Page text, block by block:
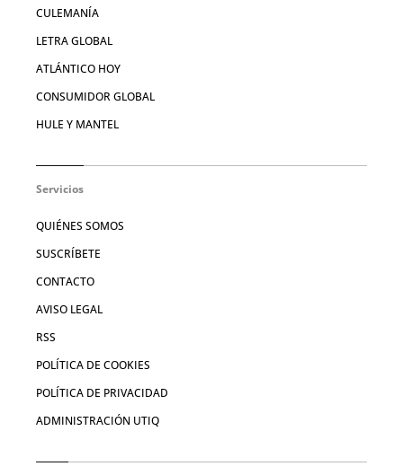
CULEMANÍA
LETRA GLOBAL
ATLÁNTICO HOY
CONSUMIDOR GLOBAL
HULE Y MANTEL
Servicios
QUIÉNES SOMOS
SUSCRÍBETE
CONTACTO
AVISO LEGAL
RSS
POLÍTICA DE COOKIES
POLÍTICA DE PRIVACIDAD
ADMINISTRACIÓN UTIQ